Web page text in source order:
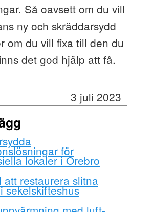
Så oavsett om du vill
ny och skräddarsydd
om du vill fixa till den du
det god hjälp att få.
3 juli 2023
för
lokaler i Örebro
att restaurera slitna
sekelskifteshus